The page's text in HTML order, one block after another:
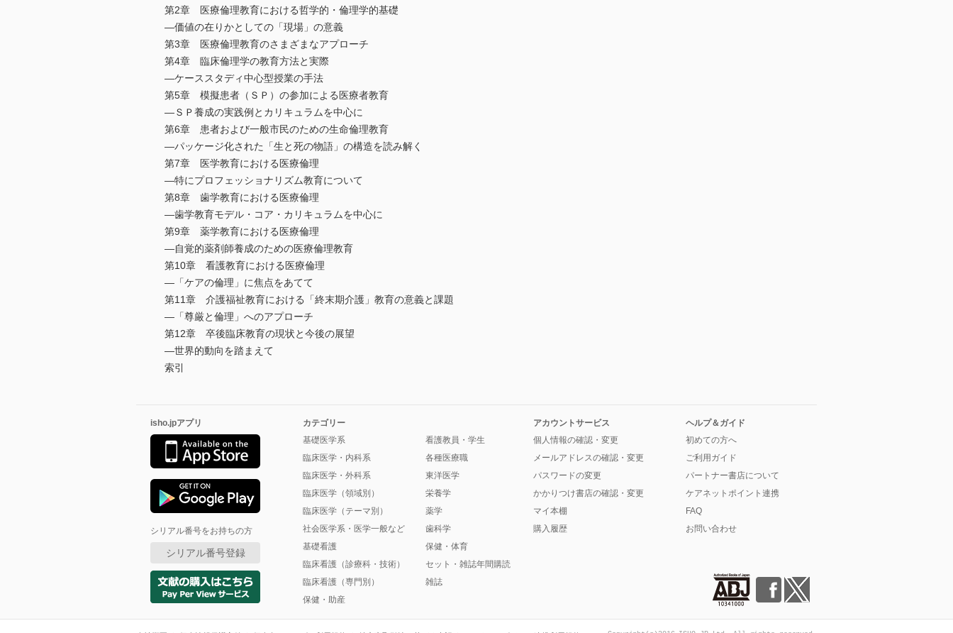
第2章 医療倫理教育における哲学的・倫理学的基礎
―価値の在りかとしての「現場」の意義
第3章 医療倫理教育のさまざまなアプローチ
第4章 臨床倫理学の教育方法と実際
―ケーススタディ中心型授業の手法
第5章 模擬患者（ＳＰ）の参加による医療者教育
―ＳＰ養成の実践例とカリキュラムを中心に
第6章 患者および一般市民のための生命倫理教育
―パッケージ化された「生と死の物語」の構造を読み解く
第7章 医学教育における医療倫理
―特にプロフェッショナリズム教育について
第8章 歯学教育における医療倫理
―歯学教育モデル・コア・カリキュラムを中心に
第9章 薬学教育における医療倫理
―自覚的薬剤師養成のための医療倫理教育
第10章 看護教育における医療倫理
―「ケアの倫理」に焦点をあてて
第11章 介護福祉教育における「終末期介護」教育の意義と課題
―「尊厳と倫理」へのアプローチ
第12章 卒後臨床教育の現状と今後の展望
―世界的動向を踏まえて
索引
isho.jpアプリ
シリアル番号をお持ちの方
シリアル番号登録
カテゴリー
基礎医学系
臨床医学・内科系
臨床医学・外科系
臨床医学（領域別）
臨床医学（テーマ別）
社会医学系・医学一般など
基礎看護
臨床看護（診療科・技術）
臨床看護（専門別）
保健・助産
看護教員・学生
各種医療職
東洋医学
栄養学
薬学
歯科学
保健・体育
セット・雑誌年間購読
雑誌
アカウントサービス
個人情報の確認・変更
メールアドレスの確認・変更
パスワードの変更
かかりつけ書店の確認・変更
マイ本棚
購入履歴
ヘルプ＆ガイド
初めての方へ
ご利用ガイド
パートナー書店について
ケアネットポイント連携
FAQ
お問い合わせ